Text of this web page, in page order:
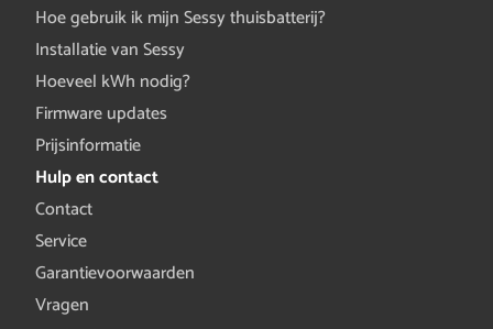
Hoe gebruik ik mijn Sessy thuisbatterij?
Installatie van Sessy
Hoeveel kWh nodig?
Firmware updates
Prijsinformatie
Hulp en contact
Contact
Service
Garantievoorwaarden
Vragen